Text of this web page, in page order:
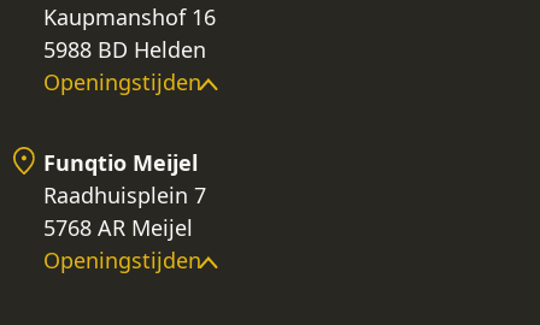
Kaupmanshof 16
5988 BD Helden
Openingstijden
Funqtio Meijel
Raadhuisplein 7
5768 AR Meijel
Openingstijden